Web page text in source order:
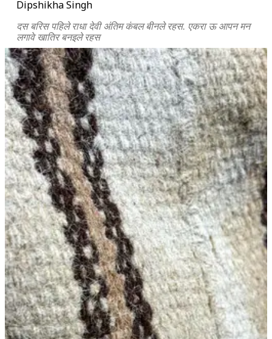
Dipshikha Singh
दस बरिस पहिले राधा देवी अंतिम कंबल बीनले रहस. एकरा ऊ आपन मन
लगावे खातिर बनइले रहस